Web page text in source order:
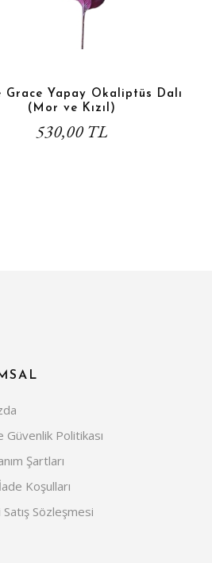
Grace Yapay Okaliptüs Dalı
(Mor ve Kızıl)
530,00 TL
Güvenlik Politikası
Şartları
Koşulları
Sözleşmesi